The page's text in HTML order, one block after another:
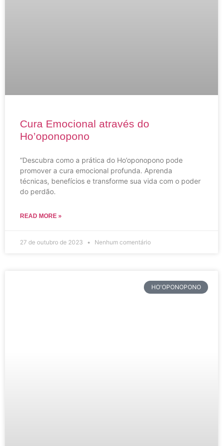
Cura Emocional através do
Ho’oponopono
“Descubra como a prática do Ho’oponopono pode
promover a cura emocional profunda. Aprenda
técnicas, benefícios e transforme sua vida com o poder
do perdão.
READ MORE »
27 de outubro de 2023 Nenhum comentário
HO'OPONOPONO